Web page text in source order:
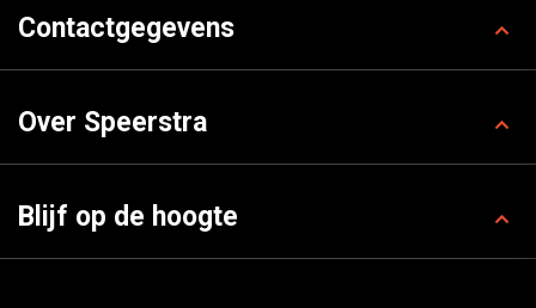
Contactgegevens
Over Speerstra
Blijf op de hoogte